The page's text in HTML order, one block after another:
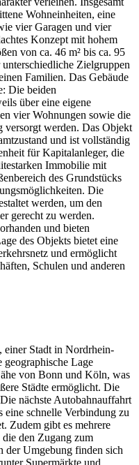
Wohneinheiten, eine
vier Garagen und vier
Konzept mit hohem
von ca. 46 m² bis ca. 95
Zielgruppen
Familien. Das Gebäude
Die beiden
über eine eigene
vier Wohnungen sowie die
versorgt werden. Das Objekt
und ist vollständig
für Kapitalanleger, die
Immobilie mit
des Grundstücks
Die
werden, um den
gerecht zu werden.
und bieten
des Objekts bietet eine
und ermöglicht
Schulen und anderen
Stadt in Nordrhein-
geographische Lage
von Bonn und Köln, was
Städte ermöglicht. Die
nächste Autobahnauffahrt
schnelle Verbindung zu
Zudem gibt es mehrere
den Zugang zum
der Umgebung finden sich
Supermärkte und